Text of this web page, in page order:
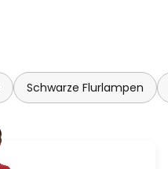
Schwarze Flurlampen